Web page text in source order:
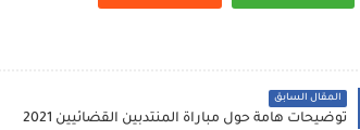
المقال السابق
توضيحات هامة حول مباراة المنتدبين القضائيين 2021